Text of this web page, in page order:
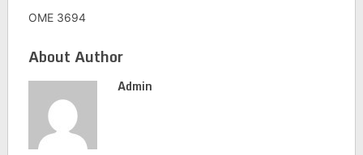
OME 3694
About Author
Admin